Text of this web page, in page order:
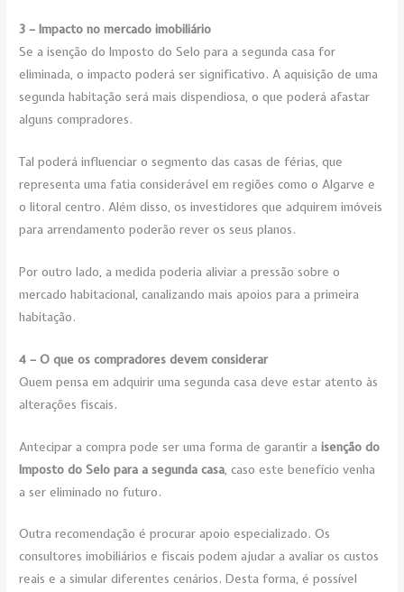
3 – Impacto no mercado imobiliário
Se a isenção do Imposto do Selo para a segunda casa for
eliminada, o impacto poderá ser significativo. A aquisição de uma
segunda habitação será mais dispendiosa, o que poderá afastar
alguns compradores.
Tal poderá influenciar o segmento das casas de férias, que
representa uma fatia considerável em regiões como o Algarve e
o litoral centro. Além disso, os investidores que adquirem imóveis
para arrendamento poderão rever os seus planos.
Por outro lado, a medida poderia aliviar a pressão sobre o
mercado habitacional, canalizando mais apoios para a primeira
habitação.
4 – O que os compradores devem considerar
Quem pensa em adquirir uma segunda casa deve estar atento às
alterações fiscais.
Antecipar a compra pode ser uma forma de garantir aisenção do
Imposto do Selo para a segunda casa, caso este benefício venha
a ser eliminado no futuro.
Outra recomendação é procurar apoio especializado. Os
consultores imobiliários e fiscais podem ajudar a avaliar os custos
reais e a simular diferentes cenários. Desta forma, é possível